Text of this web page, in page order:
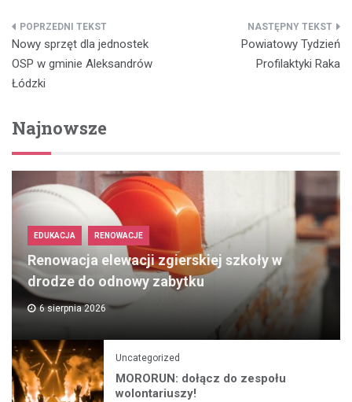
Nawigacja
wpisu
Nowy sprzęt dla jednostek
OSP w gminie Aleksandrów
Łódzki
Powiatowy Tydzień
Profilaktyki Raka
Najnowsze
EDUKACJA RENOWACJE
Renowacja elewacji zgierskiej szkoły w
drodze do odnowy zabytku
6 sierpnia 2026
Uncategorized
MORORUN: dołącz do zespołu
wolontariuszy!